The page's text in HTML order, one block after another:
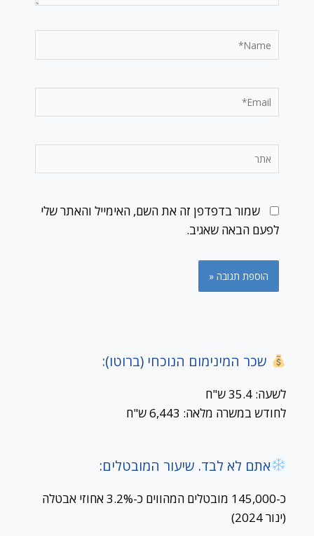
Name*
Email*
אתר
שמור בדפדפן זה את השם, האימייל והאתר שלי
לפעם הבאה שאגיב.
שכר המינימום הנוכחי (ברוטו):
לשעה: 35.4 ש"ח
לחודש במשרה מלאה: 6,443 ש"ח
אתם לא לבד. שיעור המובטלים:
כ-145,000 מובטלים המהווים כ-3.2% אחוזי אבטלה
(ינור 2024)